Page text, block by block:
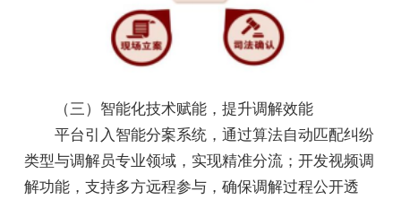
（三）智能化技术赋能，提升调解效能
平台引入智能分案系统，通过算法自动匹配纠纷
类型与调解员专业领域，实现精准分流；开发视频调
解功能，支持多方远程参与，确保调解过程公开透